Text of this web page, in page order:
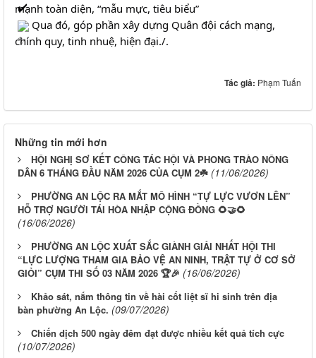
mạnh toàn diện, “mẫu mực, tiêu biểu”
Qua đó, góp phần xây dựng Quân đội cách mạng,
chính quy, tinh nhuệ, hiện đại./.
Tác giả: Phạm Tuấn
Những tin mới hơn
HỘI NGHỊ SƠ KẾT CÔNG TÁC HỘI VÀ PHONG TRÀO NÔNG
DÂN 6 THÁNG ĐẦU NĂM 2026 CỦA CỤM 2☘️ (11/06/2026)
PHƯỜNG AN LỘC RA MẮT MÔ HÌNH “TỰ LỰC VƯƠN LÊN”
HỖ TRỢ NGƯỜI TÁI HÒA NHẬP CỘNG ĐỒNG 🌻🤝🌻
(16/06/2026)
PHƯỜNG AN LỘC XUẤT SẮC GIÀNH GIẢI NHẤT HỘI THI
“LỰC LƯỢNG THAM GIA BẢO VỆ AN NINH, TRẬT TỰ Ở CƠ SỞ
GIỎI” CỤM THI SỐ 03 NĂM 2026 🏆🎉 (16/06/2026)
Khảo sát, nắm thông tin về hài cốt liệt sĩ hi sinh trên địa
bàn phường An Lộc. (09/07/2026)
Chiến dịch 500 ngày đêm đạt được nhiều kết quả tích cực
(10/07/2026)